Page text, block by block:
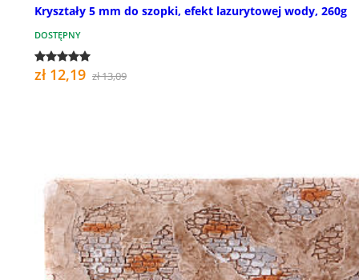
Kryształy 5 mm do szopki, efekt lazurytowej wody, 260g
DOSTĘPNY
zł 12,19 zł 13,09